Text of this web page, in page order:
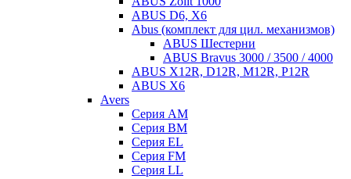
ABUS D6, X6
Abus (комплект для цил. механизмов)
ABUS Шестерни
ABUS Bravus 3000 / 3500 / 4000
ABUS X12R, D12R, M12R, P12R
ABUS X6
Avers
Серия AM
Серия BM
Серия EL
Серия FM
Серия LL